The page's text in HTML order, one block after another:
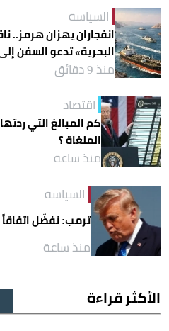
السياسة
انفجاران يهزان هرمز..
البحرية» تدعو السفن
منذ 9 دقائق
اقتصاد
كم المبالغ التي
الملغاة ؟
منذ ساعة
السياسة
ترمب: نفضّل اتفاقاً
منذ ساعة
الأكثر قراءة